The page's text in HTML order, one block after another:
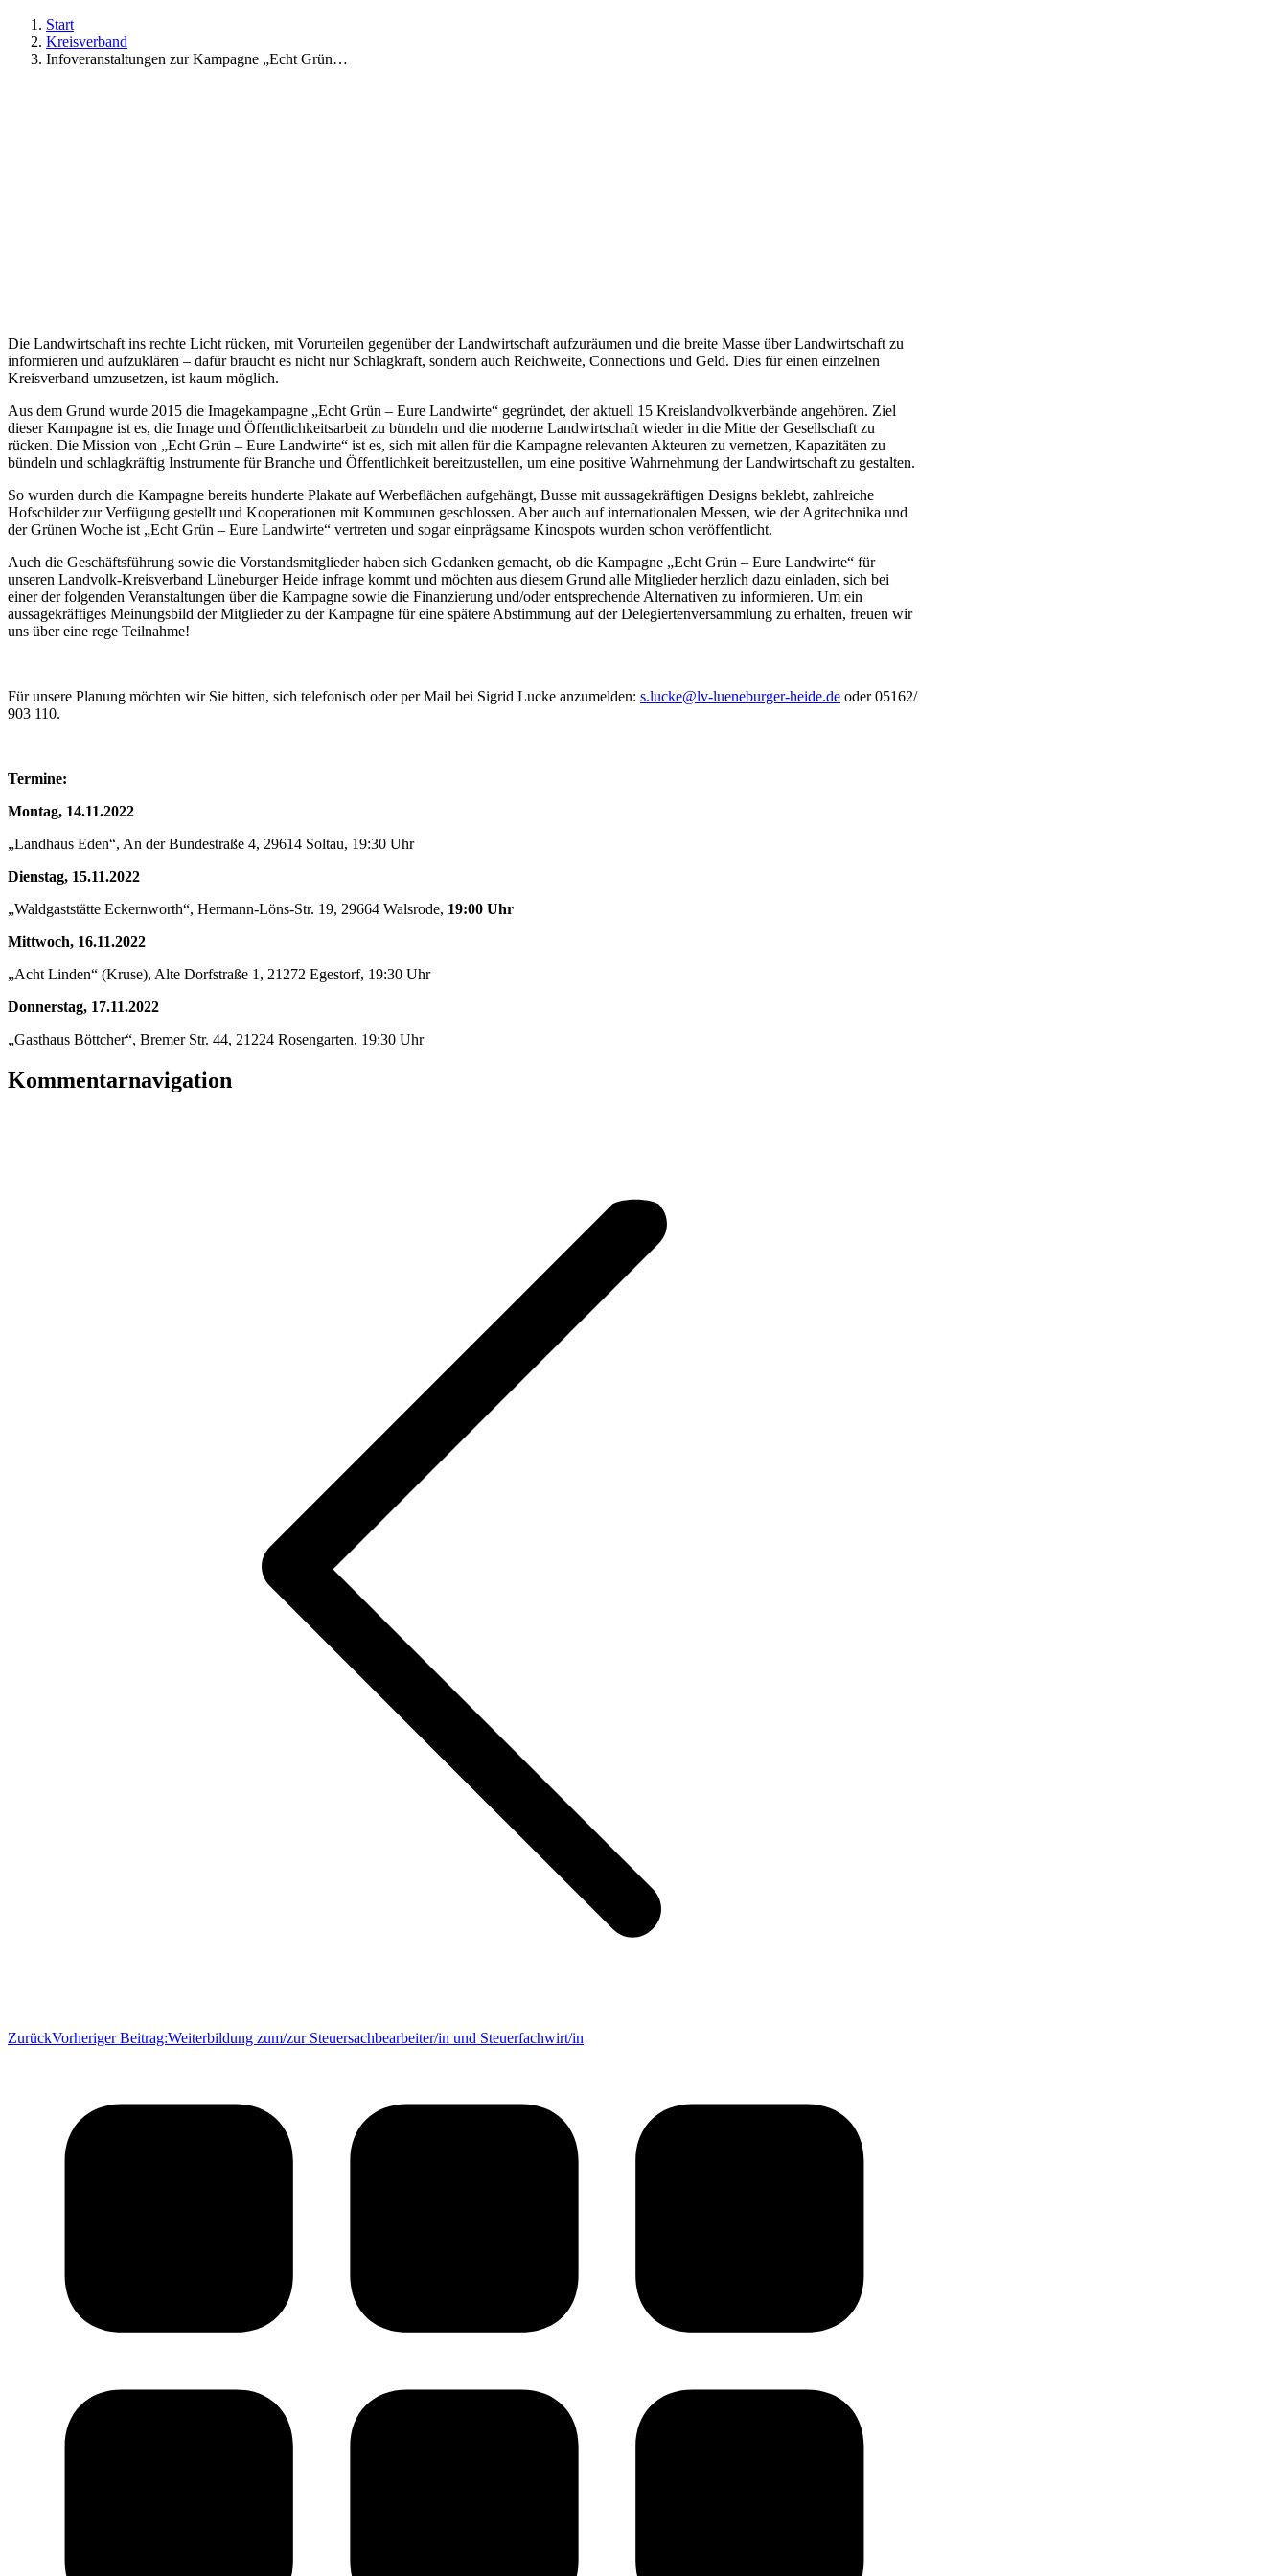
Start
Kreisverband
Infoveranstaltungen zur Kampagne „Echt Grün…
Die Landwirtschaft ins rechte Licht rücken, mit Vorurteilen gegenüber der Landwirtschaft aufzuräumen und die breite Masse über Landwirtschaft zu
informieren und aufzuklären – dafür braucht es nicht nur Schlagkraft, sondern auch Reichweite, Connections und Geld. Dies für einen einzelnen
Kreisverband umzusetzen, ist kaum möglich.
Aus dem Grund wurde 2015 die Imagekampagne „Echt Grün – Eure Landwirte“ gegründet, der aktuell 15 Kreislandvolkverbände angehören. Ziel
dieser Kampagne ist es, die Image und Öffentlichkeitsarbeit zu bündeln und die moderne Landwirtschaft wieder in die Mitte der Gesellschaft zu
rücken. Die Mission von „Echt Grün – Eure Landwirte“ ist es, sich mit allen für die Kampagne relevanten Akteuren zu vernetzen, Kapazitäten zu
bündeln und schlagkräftig Instrumente für Branche und Öffentlichkeit bereitzustellen, um eine positive Wahrnehmung der Landwirtschaft zu gestalten.
So wurden durch die Kampagne bereits hunderte Plakate auf Werbeflächen aufgehängt, Busse mit aussagekräftigen Designs beklebt, zahlreiche
Hofschilder zur Verfügung gestellt und Kooperationen mit Kommunen geschlossen. Aber auch auf internationalen Messen, wie der Agritechnika und
der Grünen Woche ist „Echt Grün – Eure Landwirte“ vertreten und sogar einprägsame Kinospots wurden schon veröffentlicht.
Auch die Geschäftsführung sowie die Vorstandsmitglieder haben sich Gedanken gemacht, ob die Kampagne „Echt Grün – Eure Landwirte“ für
unseren Landvolk-Kreisverband Lüneburger Heide infrage kommt und möchten aus diesem Grund alle Mitglieder herzlich dazu einladen, sich bei
einer der folgenden Veranstaltungen über die Kampagne sowie die Finanzierung und/oder entsprechende Alternativen zu informieren. Um ein
aussagekräftiges Meinungsbild der Mitglieder zu der Kampagne für eine spätere Abstimmung auf der Delegiertenversammlung zu erhalten, freuen wir
uns über eine rege Teilnahme!
Für unsere Planung möchten wir Sie bitten, sich telefonisch oder per Mail bei Sigrid Lucke anzumelden: s.lucke@lv-lueneburger-heide.de oder 05162/
903 110.
Termine:
Montag, 14.11.2022
„Landhaus Eden“, An der Bundestraße 4, 29614 Soltau, 19:30 Uhr
Dienstag, 15.11.2022
„Waldgaststätte Eckernworth“, Hermann-Löns-Str. 19, 29664 Walsrode, 19:00 Uhr
Mittwoch, 16.11.2022
„Acht Linden“ (Kruse), Alte Dorfstraße 1, 21272 Egestorf, 19:30 Uhr
Donnerstag, 17.11.2022
„Gasthaus Böttcher“, Bremer Str. 44, 21224 Rosengarten, 19:30 Uhr
Kommentarnavigation
ZurückVorheriger Beitrag:Weiterbildung zum/zur Steuersachbearbeiter/in und Steuerfachwirt/in